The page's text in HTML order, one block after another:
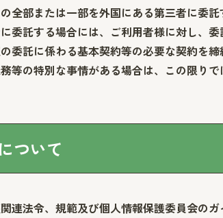
全部または一部を外国にある第三者に委
委託する場合には、ご利用者様に対し、
委託に係わる基本契約等の必要な契約を
の特別な事情がある場合は、この限りで
ついて
連法令、規範及び個人情報保護委員会の